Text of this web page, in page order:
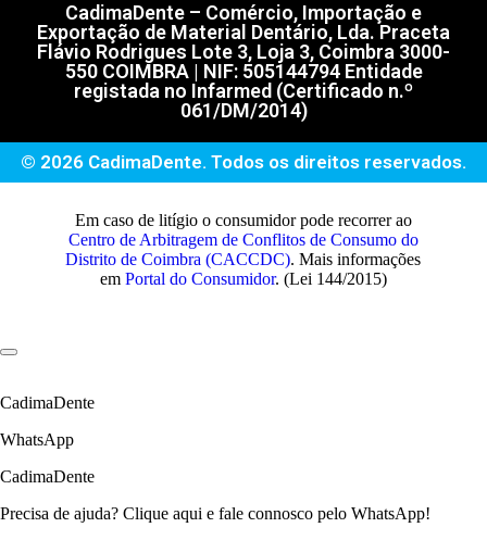
CadimaDente – Comércio, Importação e
Exportação de Material Dentário, Lda. Praceta
Flávio Rodrigues Lote 3, Loja 3, Coimbra 3000-
550 COIMBRA | NIF: 505144794 Entidade
registada no Infarmed (Certificado n.º
061/DM/2014)
© 2026 CadimaDente. Todos os direitos reservados.
Em caso de litígio o consumidor pode recorrer ao
Centro de Arbitragem de Conflitos de Consumo do
Distrito de Coimbra (CACCDC). Mais informações
em Portal do Consumidor. (Lei 144/2015)
CadimaDente
WhatsApp
CadimaDente
Precisa de ajuda? Clique aqui e fale connosco pelo WhatsApp!